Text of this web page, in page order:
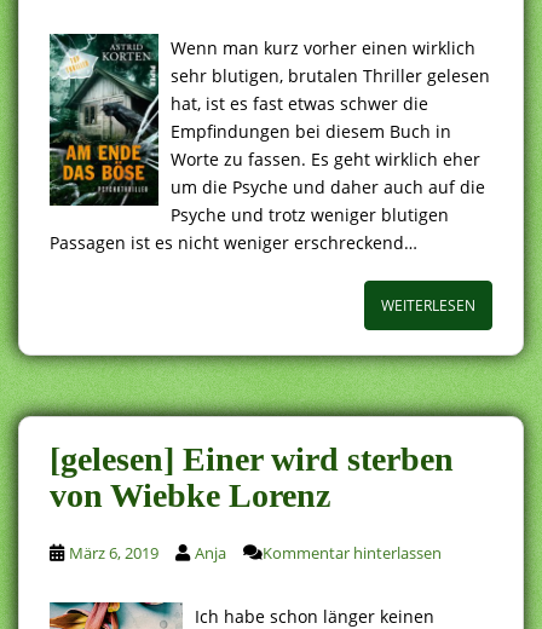
Wenn man kurz vorher einen wirklich
sehr blutigen, brutalen Thriller gelesen
hat, ist es fast etwas schwer die
Empfindungen bei diesem Buch in
Worte zu fassen. Es geht wirklich eher
um die Psyche und daher auch auf die
Psyche und trotz weniger blutigen
Passagen ist es nicht weniger erschreckend…
WEITERLESEN
[gelesen] Einer wird sterben
von Wiebke Lorenz
März 6, 2019 Anja Kommentar hinterlassen
Ich habe schon länger keinen